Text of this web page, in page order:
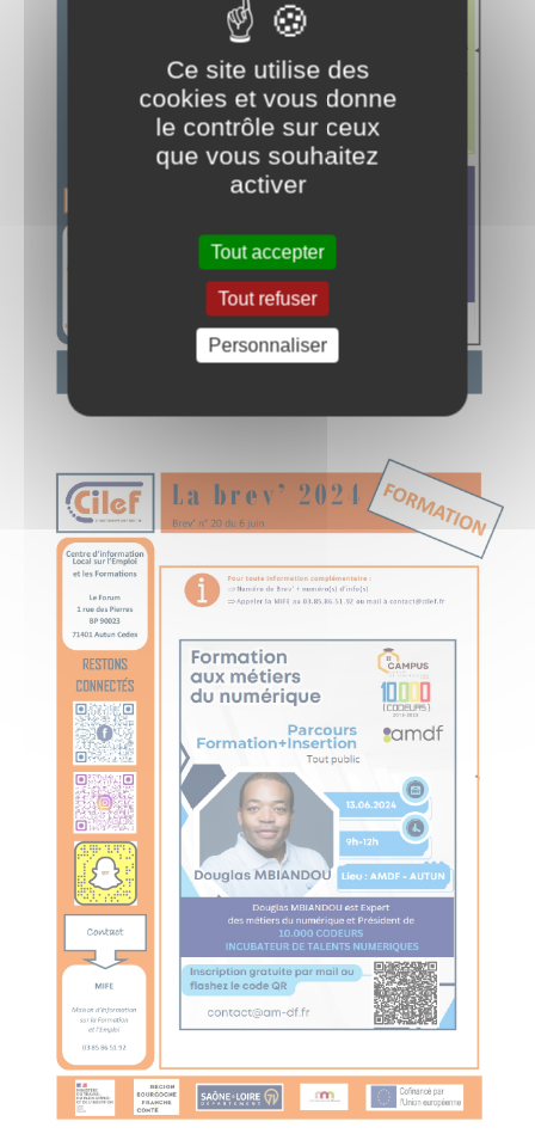
Ce site utilise des
cookies et vous donne
le contrôle sur ceux
que vous souhaitez
activer
Tout accepter
Tout refuser
Personnaliser